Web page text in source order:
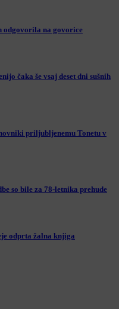
odgovorila na govorice
čaka še vsaj deset dni sušnih
priljubljenemu Tonetu v
so bile za 78-letnika prehude
odprta žalna knjiga